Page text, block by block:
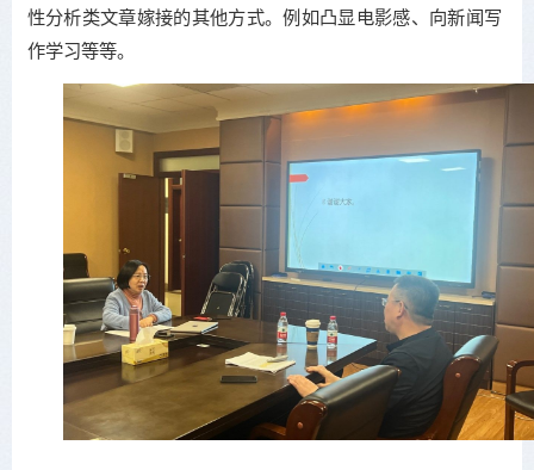
性分析类文章嫁接的其他方式。例如凸显电影感、向新闻写
作学习等等。